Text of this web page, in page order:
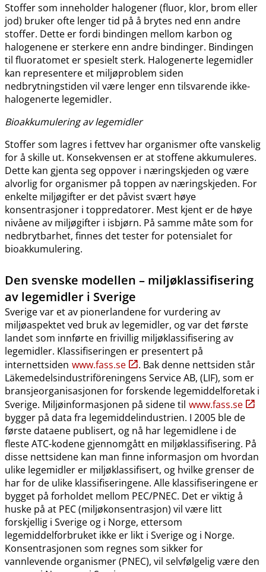
Stoffer som inneholder halogener (fluor, klor, brom eller
jod) bruker ofte lenger tid på å brytes ned enn andre
stoffer. Dette er fordi bindingen mellom karbon og
halogenene er sterkere enn andre bindinger. Bindingen
til fluoratomet er spesielt sterk. Halogenerte legemidler
kan representere et miljøproblem siden
nedbrytningstiden vil være lenger enn tilsvarende ikke-
halogenerte legemidler.
Bioakkumulering av legemidler
Stoffer som lagres i fettvev har organismer ofte vanskelig
for å skille ut. Konsekvensen er at stoffene akkumuleres.
Dette kan gjenta seg oppover i næringskjeden og være
alvorlig for organismer på toppen av næringskjeden. For
enkelte miljøgifter er det påvist svært høye
konsentrasjoner i toppredatorer. Mest kjent er de høye
nivåene av miljøgifter i isbjørn. På samme måte som for
nedbrytbarhet, finnes det tester for potensialet for
bioakkumulering.
Den svenske modellen – miljøklassifisering
av legemidler i Sverige
Sverige var et av pionerlandene for vurdering av
miljøaspektet ved bruk av legemidler, og var det første
landet som innførte en frivillig miljøklassifisering av
legemidler. Klassifiseringen er presentert på
internettsiden www.fass.se
. Bak denne nettsiden står
Läkemedelsindustriföreningens Service AB, (LIF), som er
bransjeorganisasjonen for forskende legemiddelforetak i
Sverige. Miljøinformasjonen på sidene til www.fass.se
bygger på data fra legemiddelindustrien. I 2005 ble de
første dataene publisert, og nå har legemidlene i de
fleste ATC-kodene gjennomgått en miljøklassifisering. På
disse nettsidene kan man finne informasjon om hvordan
ulike legemidler er miljøklassifisert, og hvilke grenser de
har for de ulike klassifiseringene. Alle klassifiseringene er
bygget på forholdet mellom PEC​/​PNEC. Det er viktig å
huske på at PEC (miljøkonsentrasjon) vil være litt
forskjellig i Sverige og i Norge, ettersom
legemiddelforbruket ikke er likt i Sverige og i Norge.
Konsentrasjonen som regnes som sikker for
vannlevende organismer (PNEC), vil selvfølgelig være den